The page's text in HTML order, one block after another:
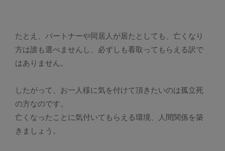
たとえ、パートナーや同居人が居たとしても、亡くなり
方は誰も選べませんし、必ずしも看取ってもらえる訳で
はありません。
したがって、お一人様に気を付けて頂きたいのは孤立死
の方なのです。
亡くなったことに気付いてもらえる環境、人間関係を築
きましょう。